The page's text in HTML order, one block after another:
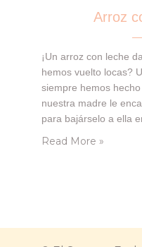
Arroz
¡Un arroz con leche
hemos vuelto locas?
siempre hemos
nuestra madre le
para bajárselo a ella
hacer esta receta en
Read More »